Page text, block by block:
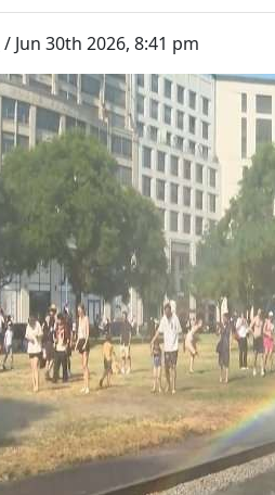
/ Jun 30th 2026, 8:41 pm